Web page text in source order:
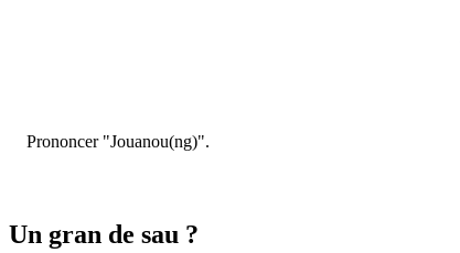
Prononcer "Jouanou(ng)".
Un gran de sau ?